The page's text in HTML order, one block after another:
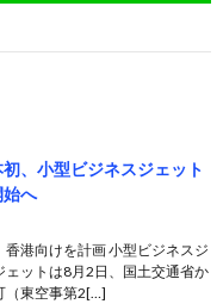
、小型ビジネスジェット
へ
港向けを計画 小型ビジネスジ
ェットは8月2日、国土交通省か
（東空事第2[…]